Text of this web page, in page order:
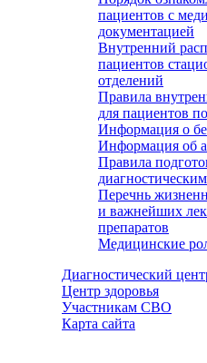
пациентов с
документацией
Внутренний
пациентов
отделений
Правила
для пациентов
Информация о
Информация об
Правила
Перечнь
и важнейших
препаратов
Медицинские
Диагностический
Центр здоровья
Участникам СВО
Карта сайта